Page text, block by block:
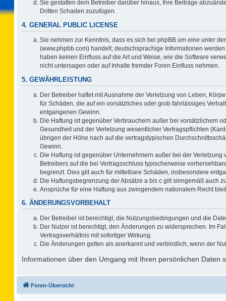
Sie gestatten dem Betreiber darüber hinaus, Ihre Beiträge
Dritten Schaden zuzufügen.
4. GENERAL PUBLIC LICENSE
Sie nehmen zur Kenntnis, dass es sich bei phpBB um eine unter der
(www.phpbb.com) handelt; deutschsprachige Informationen
haben keinen Einfluss auf die Art und Weise, wie die Software
nicht untersagen oder auf Inhalte fremder Foren Einfluss nehmen.
5. GEWÄHRLEISTUNG
Der Betreiber haftet mit Ausnahme der Verletzung von Leben,
für Schäden, die auf ein vorsätzliches oder grob fahrlässiges
entgangenen Gewinn.
Die Haftung ist gegenüber Verbrauchern außer bei vorsätzlichem
Gesundheit und der Verletzung wesentlicher Vertragspflichten
übrigen der Höhe nach auf die vertragstypischen
Gewinn.
Die Haftung ist gegenüber Unternehmern außer bei der
Betreibers auf die bei Vertragsschluss typischerweise
begrenzt. Dies gilt auch für mittelbare Schäden, insbesondere
Die Haftungsbegrenzung der Absätze a bis c gilt sinngemäß auch
Ansprüche für eine Haftung aus zwingendem nationalem Recht
6. ÄNDERUNGSVORBEHALT
Der Betreiber ist berechtigt, die Nutzungsbedingungen und die
Der Nutzer ist berechtigt, den Änderungen zu widersprechen. Im
Vertragsverhältnis mit sofortiger Wirkung.
Die Änderungen gelten als anerkannt und verbindlich, wenn der
Informationen über den Umgang mit Ihren persönlichen Daten
Foren-Übersicht